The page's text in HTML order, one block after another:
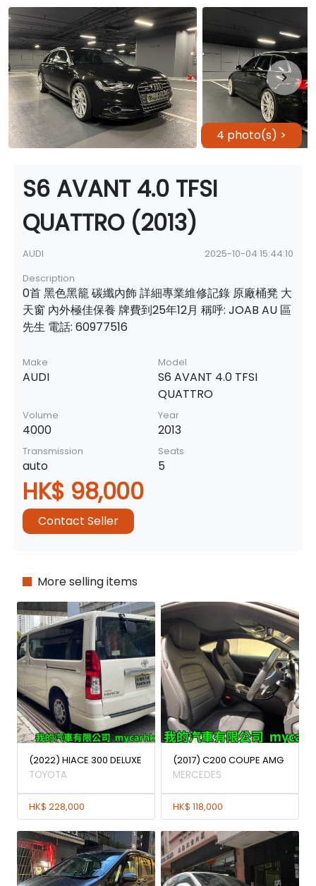
4 photo(s) >
S6 AVANT 4.0 TFSI
QUATTRO (2013)
AUDI
2025-10-04 15:44:10
Description
0首 黑色黑籠 碳纖內飾 詳細專業維修記錄 原廠桶凳 大
天窗 內外極佳保養 牌費到25年12月 稱呼: JOAB AU 區
先生 電話: 60977516
Make
AUDI
Model
S6 AVANT 4.0 TFSI
QUATTRO
Volume
4000
Year
2013
Transmission
auto
Seats
5
HK$ 98,000
Contact Seller
More selling items
(2022) HIACE 300 DELUXE
TOYOTA
HK$ 228,000
(2017) C200 COUPE AMG
MERCEDES
HK$ 118,000